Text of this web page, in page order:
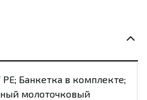
PE; Банкетка в комплекте;
молоточковый